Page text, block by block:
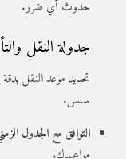
حدوث أي ضرر.
جدولة النقل
تحديد موعد النقل
سلس.
التوافق مع الجدول